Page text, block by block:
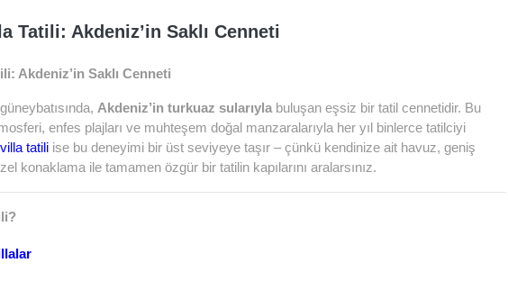
Tatili: Akdeniz’in Saklı Cenneti
Akdeniz’in Saklı Cenneti
Akdeniz’in turkuaz sularıyla buluşan eşsiz bir tatil cennetidir. Bu
enfes plajları ve muhteşem doğal manzaralarıyla her yıl binlerce tatilciyi
villa tatili ise bu deneyimi bir üst seviyeye taşır – çünkü kendinize ait havuz, geniş
konaklama ile tamamen özgür bir tatilin kapılarını aralarsınız.